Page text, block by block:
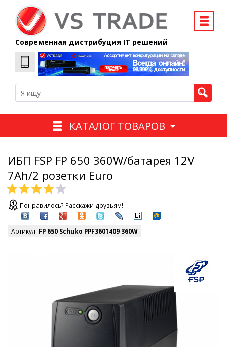
Современная дистрибуция IT решений
КАТАЛОГ ТОВАРОВ
ИБП FSP FP 650 360W/батарея 12V
7Ah/2 розетки Euro
Понравилось? Расскажи друзьям!
Артикул: FP 650 Schuko PPF3601409 360W